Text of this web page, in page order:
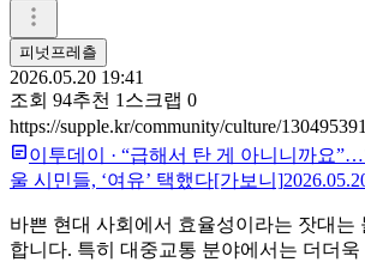
피넛프레츨
2026.05.20 19:41
조회 94추천 1 스크랩 0
https://supple.kr/community/culture/130495391
이투데이 · “급해서 탄 게 아니니까요
울 시민들, ‘여유’ 택했다[가보니]
바쁜 현대 사회에서 효율성이라는 잣대는
합니다. 특히 대중교통 분야에서는 더더